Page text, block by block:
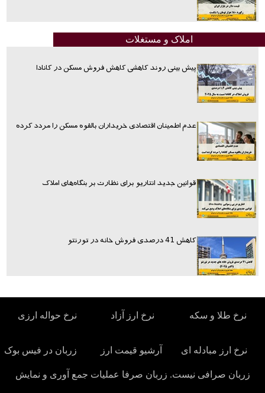
املاک و مستغلات
پیش بینی روند کاهشی کاهش فروش مسکن در کانادا
عدم اطمینان اقتصادی خریداران بالقوه مسکن را مردد کرده
قوانین جدید انتاریو برای نظارت بر بنگاه‌های املاک
کاهش 41 درصدی فروش خانه در تورنتو
نرخ طلا و سکه نرخ ارز آزاد نرخ حواله ارزی
نرخ ارز مبادله ای آرشیو قیمت ارز زربان در فیس بوک
زربان صرافی نیست. زربان صرفا عملیات جمع آوری و نمایش